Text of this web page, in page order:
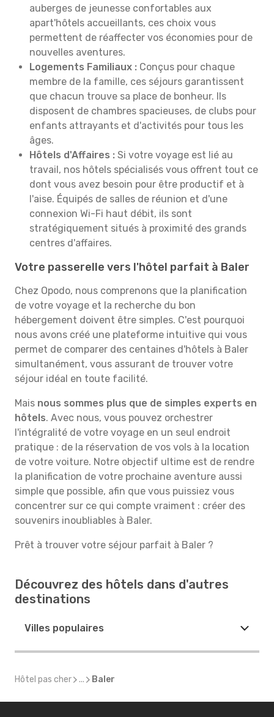
auberges de jeunesse confortables aux
apart'hôtels accueillants, ces choix vous
permettent de réaffecter vos économies pour de
nouvelles aventures.
Logements Familiaux : Conçus pour chaque
membre de la famille, ces séjours garantissent
que chacun trouve sa place de bonheur. Ils
disposent de chambres spacieuses, de clubs pour
enfants attrayants et d'activités pour tous les
âges.
Hôtels d'Affaires : Si votre voyage est lié au
travail, nos hôtels spécialisés vous offrent tout ce
dont vous avez besoin pour être productif et à
l'aise. Équipés de salles de réunion et d'une
connexion Wi-Fi haut débit, ils sont
stratégiquement situés à proximité des grands
centres d'affaires.
Votre passerelle vers l'hôtel parfait à Baler
Chez Opodo, nous comprenons que la planification
de votre voyage et la recherche du bon
hébergement doivent être simples. C'est pourquoi
nous avons créé une plateforme intuitive qui vous
permet de comparer des centaines d'hôtels à Baler
simultanément, vous assurant de trouver votre
séjour idéal en toute facilité.
Mais nous sommes plus que de simples experts en
hôtels. Avec nous, vous pouvez orchestrer
l'intégralité de votre voyage en un seul endroit
pratique : de la réservation de vos vols à la location
de votre voiture. Notre objectif ultime est de rendre
la planification de votre prochaine aventure aussi
simple que possible, afin que vous puissiez vous
concentrer sur ce qui compte vraiment : créer des
souvenirs inoubliables à Baler.
Prêt à trouver votre séjour parfait à Baler ?
Découvrez des hôtels dans d'autres
destinations
Villes populaires
Hôtel pas cher ... Baler